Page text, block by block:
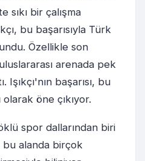
sıkı bir çalışma
bu başarısıyla Türk
Özellikle son
arenada pek
Işıkçı'nın başarısı, bu
öne çıkıyor.
spor dallarından biri
alanda birçok